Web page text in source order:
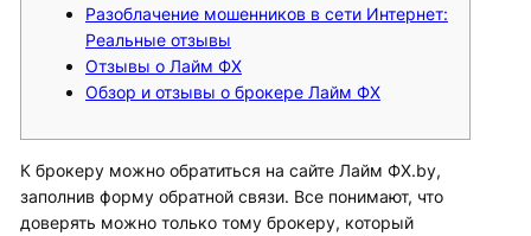
Разоблачение мошенников в сети Интернет:
Реальные отзывы
Отзывы о Лайм ФХ
Обзор и отзывы о брокере Лайм ФХ
К брокеру можно обратиться на сайте Лайм ФХ.by,
заполнив форму обратной связи. Все понимают, что
доверять можно только тому брокеру, который